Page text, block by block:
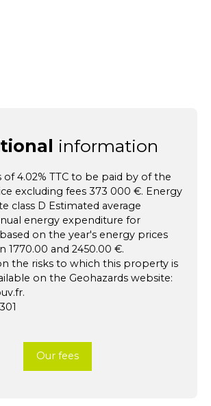
information
of 4.02% TTC to be paid by of the
excluding fees 373 000 €. Energy
class D Estimated average
energy expenditure for
on the year's energy prices
1770.00 and 2450.00 €.
the risks to which this property is
on the Geohazards website:
Our fees